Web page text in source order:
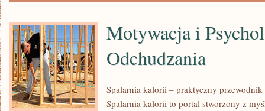
Motywacja i
Odchudzania
Spalarnia kalorii – praktyczny
Spalarnia kalorii to portal stworzony z